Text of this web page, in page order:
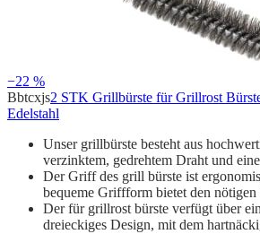
−22 %
Bbtcxjs2 STK Grillbürste für Grillrost
Edelstahl
Unser grillbürste besteht aus
verzinktem, gedrehtem Draht und
Der Griff des grill bürste ist
bequeme Griffform bietet den
Der für grillrost bürste verfügt über
dreieckiges Design, mit dem